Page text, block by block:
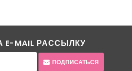
MAIL РАССЫЛКУ
ПОДПИСАТЬСЯ